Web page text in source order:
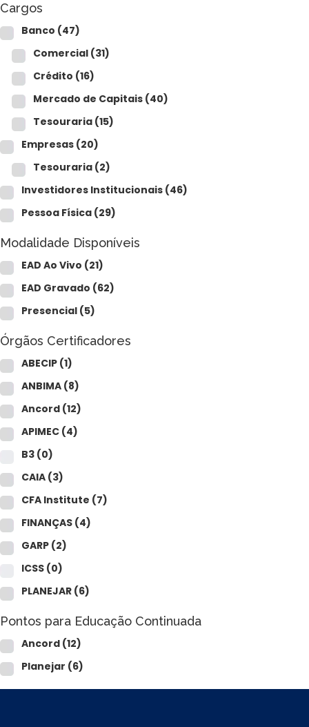
Cargos
Banco (47)
Comercial (31)
Crédito (16)
Mercado de Capitais (40)
Tesouraria (15)
Empresas (20)
Tesouraria (2)
Investidores Institucionais (46)
Pessoa Física (29)
Modalidade Disponíveis
EAD Ao Vivo (21)
EAD Gravado (62)
Presencial (5)
Órgãos Certificadores
ABECIP (1)
ANBIMA (8)
Ancord (12)
APIMEC (4)
B3 (0)
CAIA (3)
CFA Institute (7)
FINANÇAS (4)
GARP (2)
ICSS (0)
PLANEJAR (6)
Pontos para Educação Continuada
Ancord (12)
Planejar (6)